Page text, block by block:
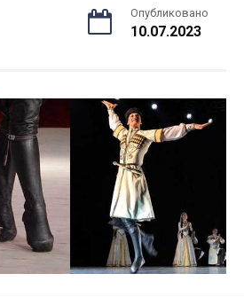
Опубликовано
10.07.2023